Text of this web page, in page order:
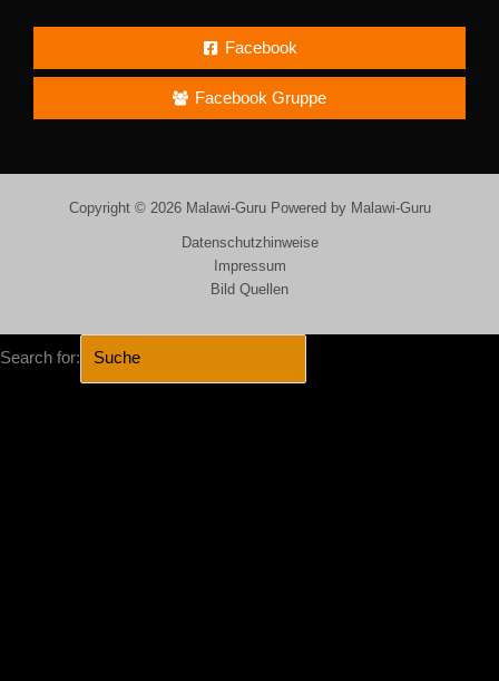
Facebook
Facebook Gruppe
Copyright © 2026 Malawi-Guru Powered by Malawi-Guru
Datenschutzhinweise
Impressum
Bild Quellen
Search for: